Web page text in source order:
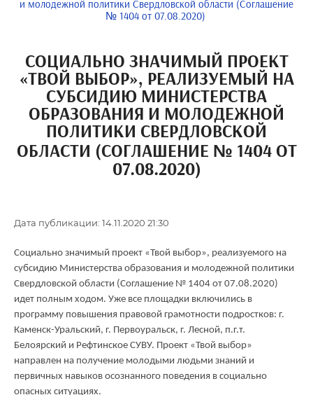
и молодежной политики Свердловской области (Соглашение
№ 1404 от 07.08.2020)
СОЦИАЛЬНО ЗНАЧИМЫЙ ПРОЕКТ
«ТВОЙ ВЫБОР», РЕАЛИЗУЕМЫЙ НА
СУБСИДИЮ МИНИСТЕРСТВА
ОБРАЗОВАНИЯ И МОЛОДЕЖНОЙ
ПОЛИТИКИ СВЕРДЛОВСКОЙ
ОБЛАСТИ (СОГЛАШЕНИЕ № 1404 ОТ
07.08.2020)
Дата публикации: 14.11.2020 21:30
Социально значимый проект «Твой выбор», реализуемого на
субсидию Министерства образования и молодежной политики
Свердловской области (Соглашение № 1404 от 07.08.2020)
идет полным ходом. Уже все площадки включились в
программу повышения правовой грамотности подростков: г.
Каменск-Уральский, г. Первоуральск, г. Лесной, п.г.т.
Белоярский и Рефтинское СУВУ. Проект «Твой выбор»
направлен на получение молодыми людьми знаний и
первичных навыков осознанного поведения в социально
опасных ситуациях.